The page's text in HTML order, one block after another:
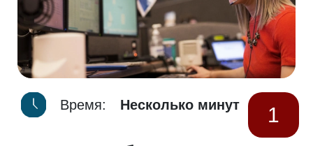
Время: Несколько минут 1